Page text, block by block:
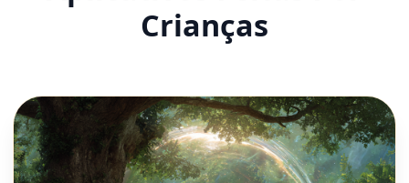
Crianças